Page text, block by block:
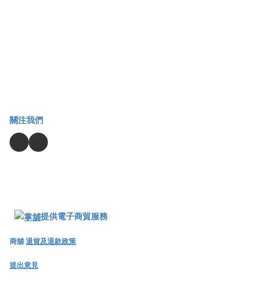
關注我們
提供電子商貿服務
商舖退貨及退款政策
提出意見